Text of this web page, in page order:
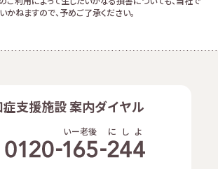
ねますので、予めご了承ください。
支援施設 案内ダイヤル
いー老後 に し よ